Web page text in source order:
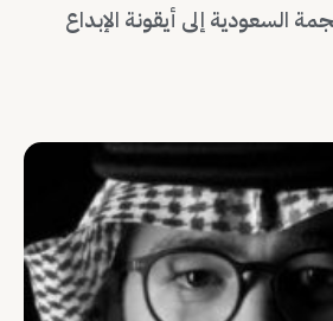
السعودية إلى أيقونة الإبداع